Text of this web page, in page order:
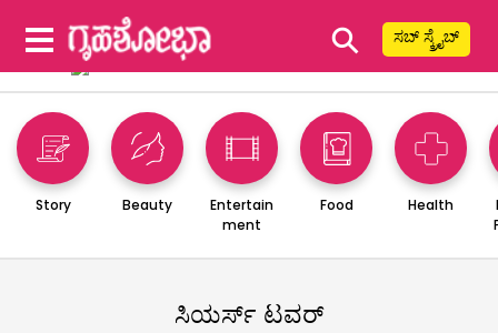
⚲ ಸಬ್ ಸ್ಕ್ರೈಬ್
Story Beauty
Entertain
ment
Food Health
ಸಿಯರ್ಸ್ ಟವರ್